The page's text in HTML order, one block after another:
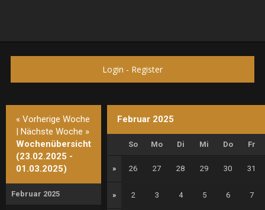
Login - Register
« Vorherige Woche
| Nächste Woche »
Wochenübersicht
(23.02.2025 -
01.03.2025)
Februar 2025
Februar 2025
So Mo Di Mi Do Fr
» 26 27 28 29 30 31
» 2 3 4 5 6 7